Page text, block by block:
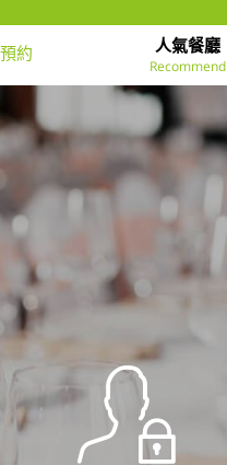
約 人氣餐廳
Recommend